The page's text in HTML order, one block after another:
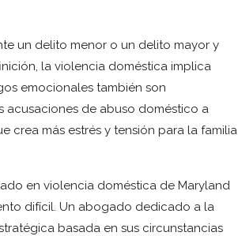
un delito menor o un delito mayor y
la violencia doméstica implica
emocionales también son
acusaciones de abuso doméstico a
crea más estrés y tensión para la familia
en violencia doméstica de Maryland
difícil. Un abogado dedicado a la
basada en sus circunstancias